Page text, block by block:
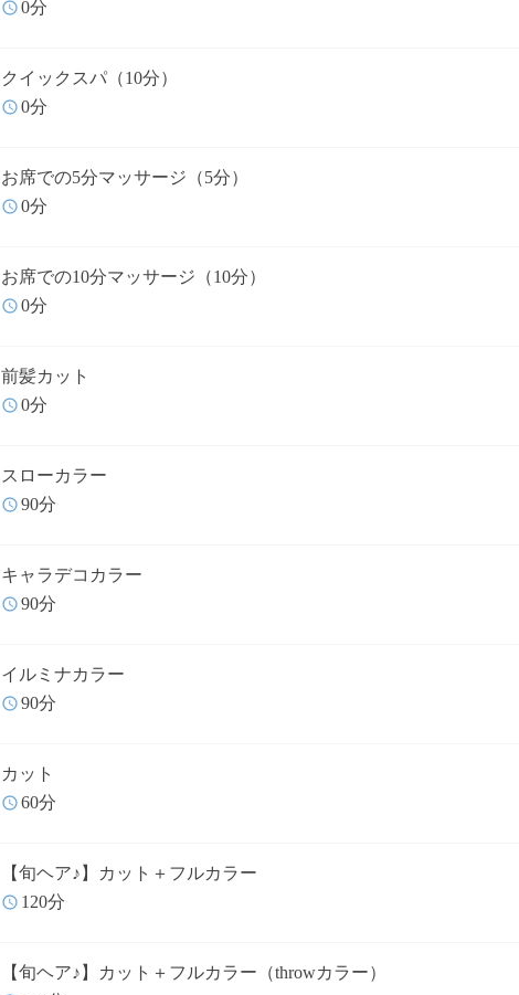
0分
クイックスパ（10分）
0分
お席での5分マッサージ（5分）
0分
お席での10分マッサージ（10分）
0分
前髪カット
0分
スローカラー
90分
キャラデコカラー
90分
イルミナカラー
90分
カット
60分
【旬ヘア♪】カット＋フルカラー
120分
【旬ヘア♪】カット＋フルカラー（throwカラー）